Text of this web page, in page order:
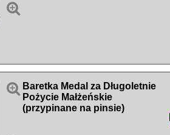

 Baretka Medal za Długoletnie
Pożycie Małżeńskie
(przypinane na pinsie)